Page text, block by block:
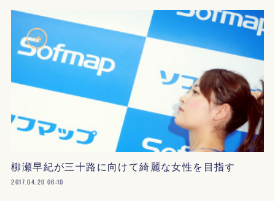
柳瀬早紀が三十路に向けて綺麗な女性を目指す
2017.04.20 06:10